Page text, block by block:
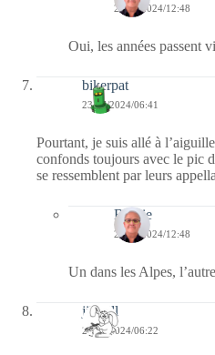
24/07/2024/12:48
Oui, les années passent
bikerpat
23/07/2024/06:41
Pourtant, je suis allé à
confonds toujours avec le
se ressemblent par leurs
Bernie
24/07/2024/12:48
Un dans les Alpes,
jill bill
23/07/2024/06:22